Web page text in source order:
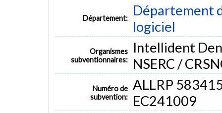
MSE compared to DMC. Margin line loss improves
MOTS CLÉS
transformer mesh completion
Département:
Département
logiciel
Organismes
subventionnaires:
Intellident
NSERC /
Numéro de
subvention:
ALLRP
EC241009